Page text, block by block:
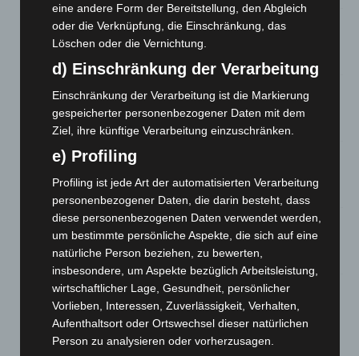
Niedersachsen: Feuerwehrkräfte kehren nach
Waldbrandeinsatz aus Spanien zurück
Hannover: Erste Tigermücken-Population in Niedersachsen
7. August 2026
Brand im „Haus der Begegnung“ in Neuwarmbüchen schnell
Region Hannover: 21 neue Notfallsanitäter starten beim
Roten Kreuz
5. August 2026
Mann läuft mit Hockeyschläger über A7 – Polizei sucht
Zeugen
5. August 2026
eine andere Form der Bereitstellung, den Abgleich
oder die Verknüpfung, die Einschränkung, das
Löschen oder die Vernichtung.
d) Einschränkung der Verarbeitung
Einschränkung der Verarbeitung ist die Markierung
gespeicherter personenbezogener Daten mit dem
Ziel, ihre künftige Verarbeitung einzuschränken.
e) Profiling
Profiling ist jede Art der automatisierten Verarbeitung
personenbezogener Daten, die darin besteht, dass
diese personenbezogenen Daten verwendet werden,
um bestimmte persönliche Aspekte, die sich auf eine
natürliche Person beziehen, zu bewerten,
insbesondere, um Aspekte bezüglich Arbeitsleistung,
wirtschaftlicher Lage, Gesundheit, persönlicher
Vorlieben, Interessen, Zuverlässigkeit, Verhalten,
Aufenthaltsort oder Ortswechsel dieser natürlichen
Person zu analysieren oder vorherzusagen.